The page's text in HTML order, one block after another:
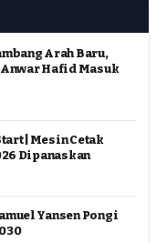
Arah Baru,
Hafid Masuk
| Mesin Cetak
Dipanaskan
Yansen Pongi